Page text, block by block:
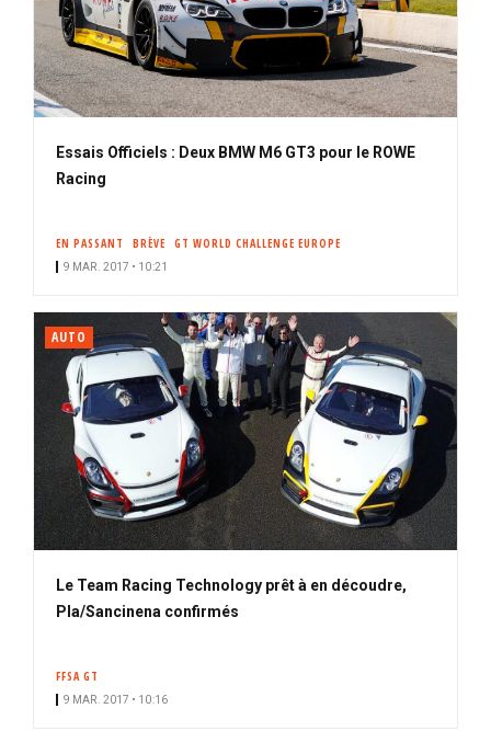
Essais Officiels : Deux BMW M6 GT3 pour le ROWE
Racing
EN PASSANT BRÈVE GT WORLD CHALLENGE EUROPE
9 MAR. 2017 • 10:21
AUTO
Le Team Racing Technology prêt à en découdre,
Pla/Sancinena confirmés
FFSA GT
9 MAR. 2017 • 10:16